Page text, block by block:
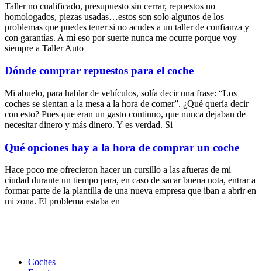
Taller no cualificado, presupuesto sin cerrar, repuestos no
homologados, piezas usadas…estos son solo algunos de los
problemas que puedes tener si no acudes a un taller de confianza y
con garantías. A mí eso por suerte nunca me ocurre porque voy
siempre a Taller Auto
Dónde comprar repuestos para el coche
Mi abuelo, para hablar de vehículos, solía decir una frase: “Los
coches se sientan a la mesa a la hora de comer”. ¿Qué quería decir
con esto? Pues que eran un gasto continuo, que nunca dejaban de
necesitar dinero y más dinero. Y es verdad. Si
Qué opciones hay a la hora de comprar un coche
Hace poco me ofrecieron hacer un cursillo a las afueras de mi
ciudad durante un tiempo para, en caso de sacar buena nota, entrar a
formar parte de la plantilla de una nueva empresa que iban a abrir en
mi zona. El problema estaba en
Coches